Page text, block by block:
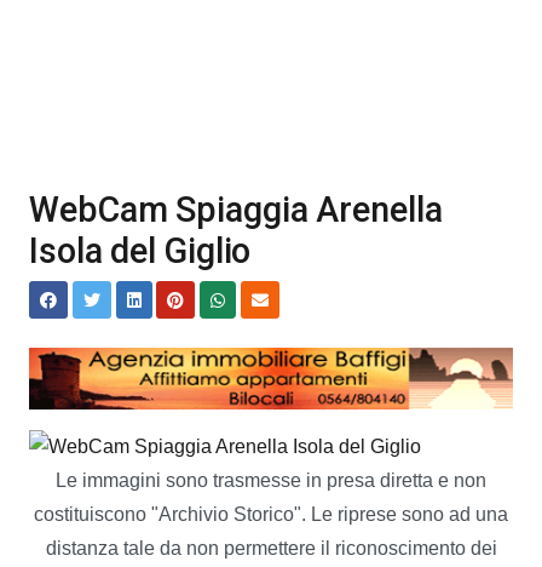
WebCam Spiaggia Arenella
Isola del Giglio
Le immagini sono trasmesse in presa diretta e non
costituiscono "Archivio Storico". Le riprese sono ad una
distanza tale da non permettere il riconoscimento dei